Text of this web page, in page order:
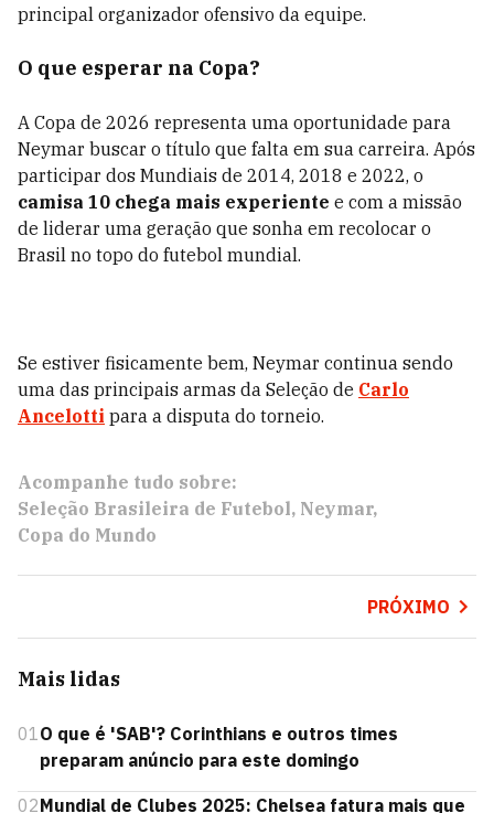
principal organizador ofensivo da equipe.
O que esperar na Copa?
A Copa de 2026 representa uma oportunidade para
Neymar buscar o título que falta em sua carreira. Após
participar dos Mundiais de 2014, 2018 e 2022, o
camisa 10 chega mais experiente e com a missão
de liderar uma geração que sonha em recolocar o
Brasil no topo do futebol mundial.
Se estiver fisicamente bem, Neymar continua sendo
uma das principais armas da Seleção de Carlo
Ancelotti para a disputa do torneio.
Acompanhe tudo sobre:
Seleção Brasileira de Futebol Neymar
Copa do Mundo
PRÓXIMO
Mais lidas
01O que é 'SAB'? Corinthians e outros times
preparam anúncio para este domingo
02Mundial de Clubes 2025: Chelsea fatura mais que